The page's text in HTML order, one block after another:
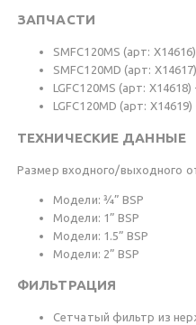
ЗАПЧАСТИ
SMFC120MS (арт:
SMFC120MD (арт:
LGFC120MS (арт:
LGFC120MD (арт:
ТЕХНИЧЕСКИЕ ДАННЫЕ
Размер входного/выходного
Модели: ¾” BSP
Модели: 1” BSP
Модели: 1.5” BSP
Модели: 2” BSP
ФИЛЬТРАЦИЯ
Сетчатый фильтр из